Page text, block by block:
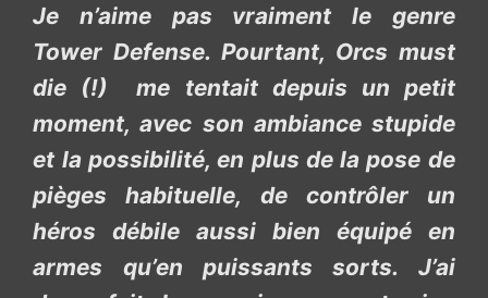
Je n’aime pas vraiment le genre
Tower Defense. Pourtant, Orcs must
die (!) me tentait depuis un petit
moment, avec son ambiance stupide
et la possibilité, en plus de la pose de
pièges habituelle, de contrôler un
héros débile aussi bien équipé en
armes qu’en puissants sorts. J’ai